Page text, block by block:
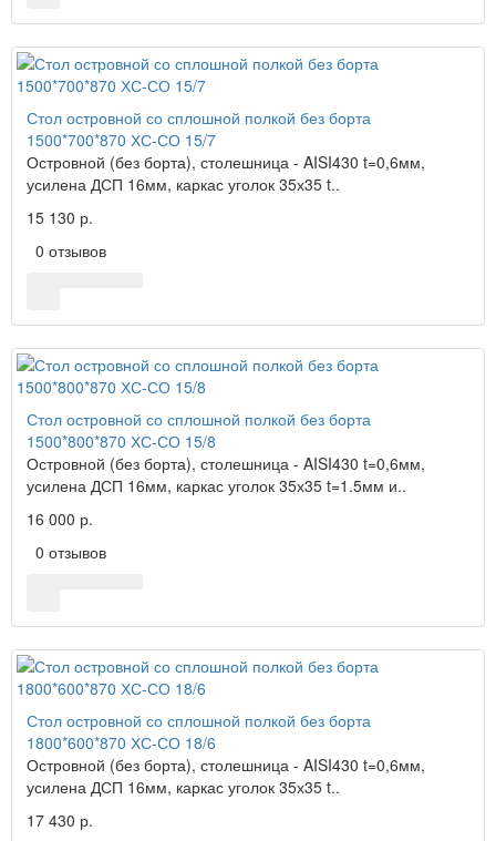
Стол островной со сплошной полкой без борта
1500*700*870 ХС-СО 15/7
Островной (без борта), столешница - AISI430 t=0,6мм,
усилена ДСП 16мм, каркас уголок 35х35 t..
15 130 р.
0 отзывов
Стол островной со сплошной полкой без борта
1500*800*870 ХС-СО 15/8
Островной (без борта), столешница - AISI430 t=0,6мм,
усилена ДСП 16мм, каркас уголок 35х35 t=1.5мм и..
16 000 р.
0 отзывов
Стол островной со сплошной полкой без борта
1800*600*870 ХС-СО 18/6
Островной (без борта), столешница - AISI430 t=0,6мм,
усилена ДСП 16мм, каркас уголок 35х35 t..
17 430 р.